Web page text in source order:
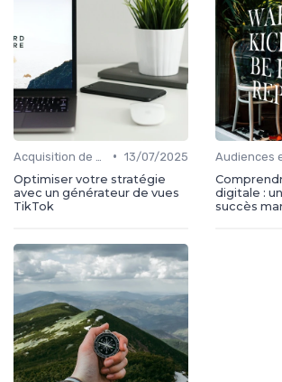
• 13/07/2025
Optimiser votre stratégie
avec un générateur de vues
TikTok
digitale :
succès